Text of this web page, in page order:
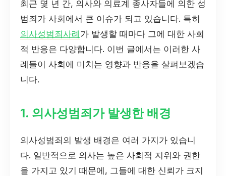
최근 몇 년 간, 의사와 의료계 종사자들에 의한 성
범죄가 사회에서 큰 이슈가 되고 있습니다. 특히
의사성범죄사례 가 발생할 때마다 그에 대한 사회
적 반응은 다양합니다. 이번 글에서는 이러한 사
례들이 사회에 미치는 영향과 반응을 살펴보겠습
니다.
1. 의사성범죄가 발생한 배경
의사성범죄의 발생 배경은 여러 가지가 있습니
다. 일반적으로 의사는 높은 사회적 지위와 권한
을 가지고 있기 때문에, 그들에 대한 신뢰가 크지